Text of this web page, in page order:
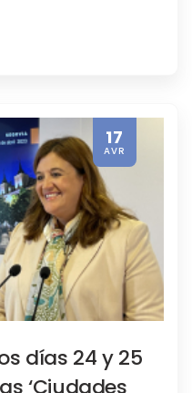
17
AVR
días 24 y 25
‘Ciudades